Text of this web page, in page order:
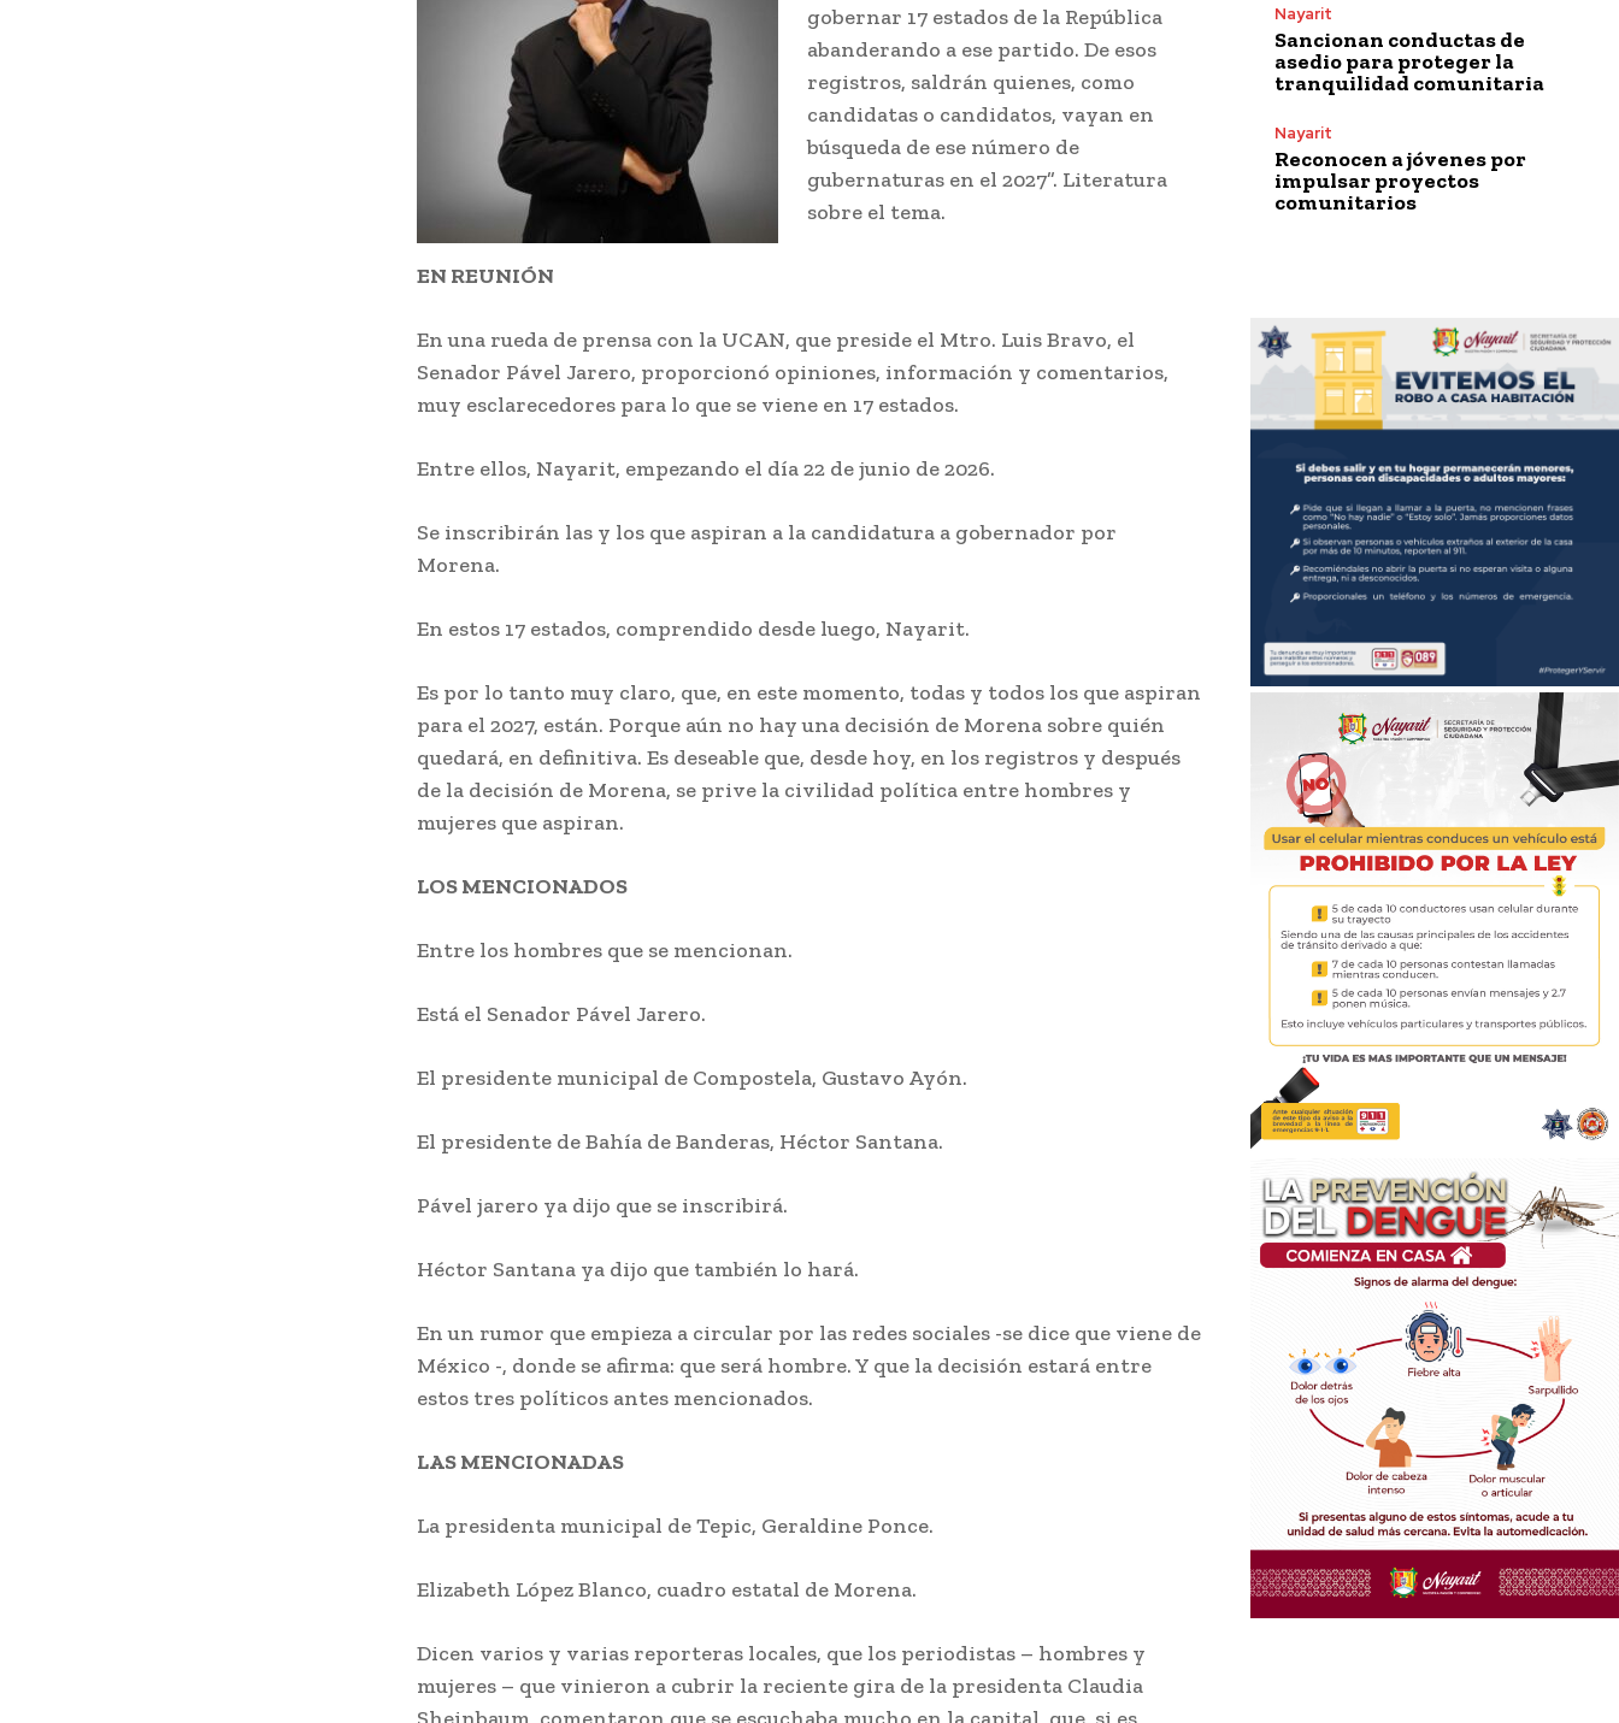
gobernar 17 estados de la República
abanderando a ese partido. De esos
registros, saldrán quienes, como
candidatas o candidatos, vayan en
búsqueda de ese número de
gubernaturas en el 2027”. Literatura
sobre el tema.
EN REUNIÓN
En una rueda de prensa con la UCAN, que preside el Mtro. Luis Bravo, el
Senador Pável Jarero, proporcionó opiniones, información y comentarios,
muy esclarecedores para lo que se viene en 17 estados.
Entre ellos, Nayarit, empezando el día 22 de junio de 2026.
Se inscribirán las y los que aspiran a la candidatura a gobernador por
Morena.
En estos 17 estados, comprendido desde luego, Nayarit.
Es por lo tanto muy claro, que, en este momento, todas y todos los que aspiran
para el 2027, están. Porque aún no hay una decisión de Morena sobre quién
quedará, en definitiva. Es deseable que, desde hoy, en los registros y después
de la decisión de Morena, se prive la civilidad política entre hombres y
mujeres que aspiran.
LOS MENCIONADOS
Entre los hombres que se mencionan.
Está el Senador Pável Jarero.
El presidente municipal de Compostela, Gustavo Ayón.
El presidente de Bahía de Banderas, Héctor Santana.
Pável jarero ya dijo que se inscribirá.
Héctor Santana ya dijo que también lo hará.
En un rumor que empieza a circular por las redes sociales -se dice que viene de
México -, donde se afirma: que será hombre. Y que la decisión estará entre
estos tres políticos antes mencionados.
LAS MENCIONADAS
La presidenta municipal de Tepic, Geraldine Ponce.
Elizabeth López Blanco, cuadro estatal de Morena.
Dicen varios y varias reporteras locales, que los periodistas – hombres y
mujeres – que vinieron a cubrir la reciente gira de la presidenta Claudia
Nayarit
Sancionan conductas de
asedio para proteger la
tranquilidad comunitaria
Nayarit
Reconocen a jóvenes por
impulsar proyectos
comunitarios